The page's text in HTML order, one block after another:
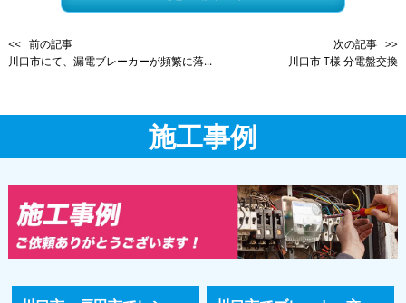
<< 前の記事
川口市にて、漏電ブレーカーが頻繁に落...
次の記事 >>
川口市 T様 分電盤交換
施工事例